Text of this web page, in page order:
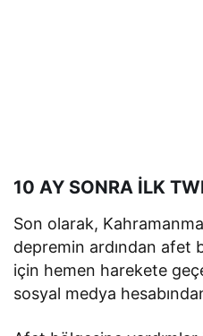
10 AY SONRA İLK
Son olarak,
depremin ardından afet
için hemen harekete
sosyal medya